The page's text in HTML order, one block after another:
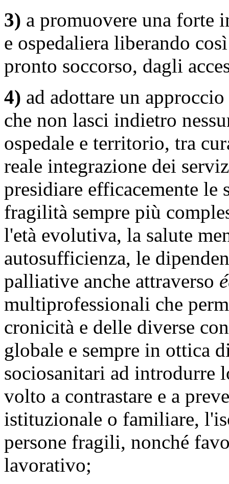
3) a promuovere una forte
e ospedaliera liberando
pronto soccorso, dagli
4) ad adottare un
che non lasci indietro
ospedale e territorio, tra
reale integrazione dei
presidiare efficacemente le
fragilità sempre più
l'età evolutiva, la salute
autosufficienza, le
palliative anche attraverso
multiprofessionali che
cronicità e delle diverse
globale e sempre in ottica
sociosanitari ad introdurre
volto a contrastare e a
istituzionale o familiare,
persone fragili, nonché
lavorativo;